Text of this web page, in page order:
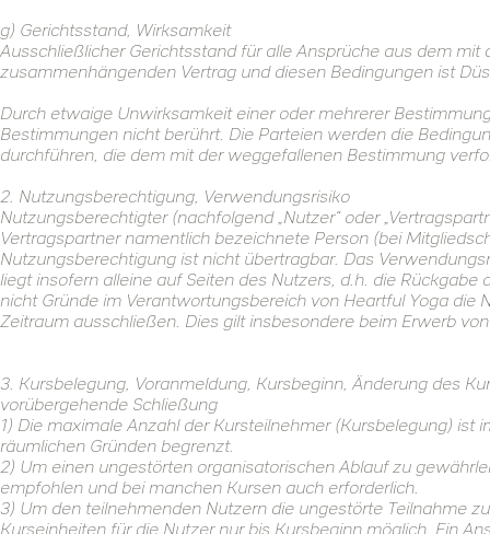
g) Gerichtsstand, Wirksamkeit
Ausschließlicher Gerichtsstand für alle Ansprüche aus dem
zusammenhängenden Vertrag und diesen Bedingungen ist
Durch etwaige Unwirksamkeit einer oder mehrerer
Bestimmungen nicht berührt. Die Parteien werden die
durchführen, die dem mit der weggefallenen Bestimmung
2. Nutzungsberechtigung, Verwendungsrisiko
Nutzungsberechtigter (nachfolgend „Nutzer“ oder
Vertragspartner namentlich bezeichnete Person (bei
Nutzungsberechtigung ist nicht übertragbar. Das
liegt insofern alleine auf Seiten des Nutzers, d.h. die
nicht Gründe im Verantwortungsbereich von Heartful Yoga die
Zeitraum ausschließen. Dies gilt insbesondere beim Erwerb
3. Kursbelegung, Voranmeldung, Kursbeginn, Änderung des
vorübergehende Schließung
1) Die maximale Anzahl der Kursteilnehmer (Kursbelegung) ist
räumlichen Gründen begrenzt.
2) Um einen ungestörten organisatorischen Ablauf zu
empfohlen und bei manchen Kursen auch erforderlich.
3) Um den teilnehmenden Nutzern die ungestörte Teilnahme
Kurseinheiten für die Nutzer nur bis Kursbeginn möglich. Ein